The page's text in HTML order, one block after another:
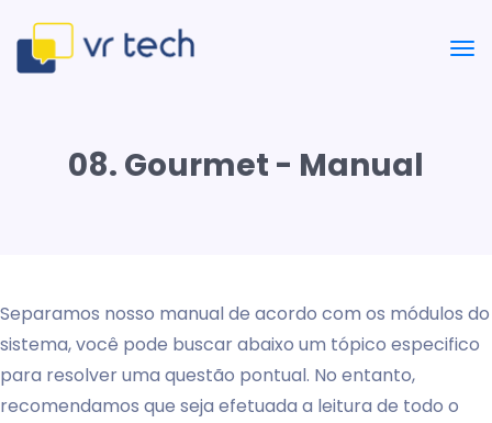
08. Gourmet - Manual
Separamos nosso manual de acordo com os módulos do
sistema, você pode buscar abaixo um tópico especifico
para resolver uma questão pontual. No entanto,
recomendamos que seja efetuada a leitura de todo o